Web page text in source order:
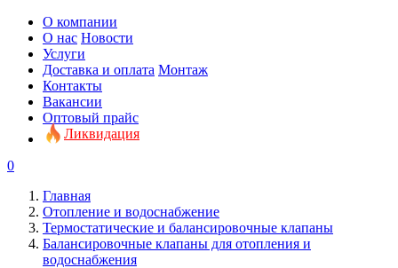
О компании
О нас Новости
Услуги
Доставка и оплата Монтаж
Контакты
Вакансии
Оптовый прайс
Ликвидация
0
Главная
Отопление и водоснабжение
Термостатические и балансировочные клапаны
Балансировочные клапаны для отопления и
водоснабжения